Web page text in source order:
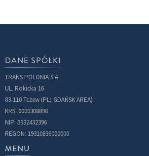
DANE SPÓŁKI
TRANS POLONIA S.A.
UL. Rokicka 16
83-110 Tczew (PL; GDAŃSK AREA)
KRS: 0000308898
NIP: 5932432396
REGON: 19310836000000
MENU